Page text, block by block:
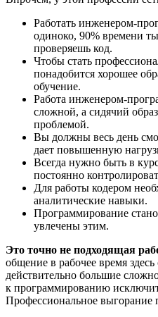
Работать инженером-
одиноко, 90% времени
проверяешь код.
Чтобы стать
понадобится хорошее
обучение.
Работа инженером-
сложной, а сидячий
проблемой.
Вы должны весь день
дает повышенную
Всегда нужно быть в
постоянно
Для работы кодером
аналитические навыки.
Программирование
увлечены этим.
Это точно не подходящая
общение в рабочее время
действительно большие
к программированию
Профессиональное выгорание